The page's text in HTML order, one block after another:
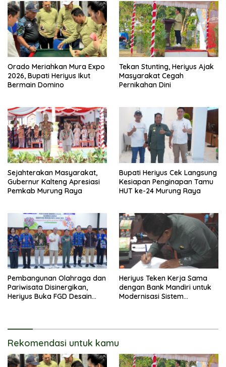
Orado Meriahkan Mura Expo
2026, Bupati Heriyus Ikut
Bermain Domino
Tekan Stunting, Heriyus Ajak
Masyarakat Cegah
Pernikahan Dini
Sejahterakan Masyarakat,
Gubernur Kalteng Apresiasi
Pemkab Murung Raya
Bupati Heriyus Cek Langsung
Kesiapan Penginapan Tamu
HUT ke-24 Murung Raya
Pembangunan Olahraga dan
Pariwisata Disinergikan,
Heriyus Buka FGD Desain
Heriyus Teken Kerja Sama
dengan Bank Mandiri untuk
Modernisasi Sistem
Rekomendasi untuk kamu